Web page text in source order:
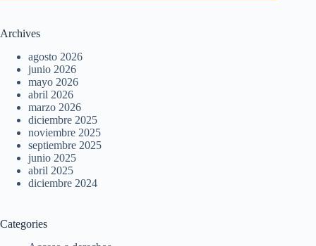
Archives
agosto 2026
junio 2026
mayo 2026
abril 2026
marzo 2026
diciembre 2025
noviembre 2025
septiembre 2025
junio 2025
abril 2025
diciembre 2024
Categories